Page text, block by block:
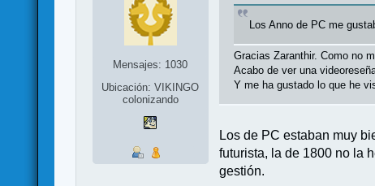
Mensajes: 1030
Ubicación: VIKINGO
colonizando
Los Anno de PC me
Gracias Zaranthir. Como no
Acabo de ver una
Y me ha gustado lo que he
Los de PC estaban muy
futurista, la de 1800 no la
gestión.